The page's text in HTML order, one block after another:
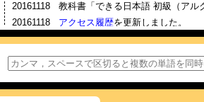
20161118
教科書「できる日本語 初級（アル
20161118
アクセス履歴を更新しました。
20160126
アクセス履歴を更新しました。
20151001
イタリア語版を追加しました。上
20150805
教科書「かんじだいすき1（公益
20150608
教科書「ひろこさんのたのしいに